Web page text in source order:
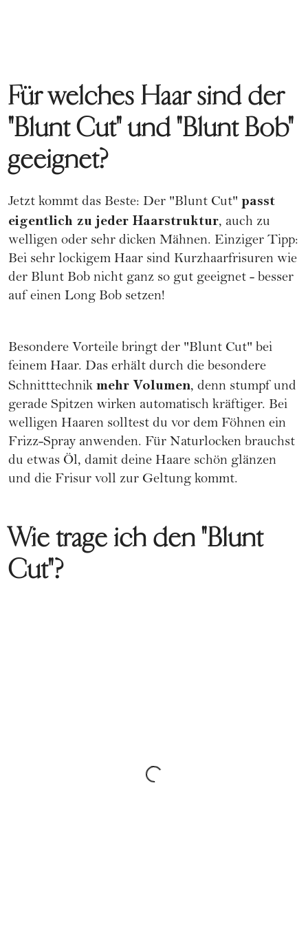
Für welches Haar sind der
"Blunt Cut" und "Blunt Bob"
geeignet?
Jetzt kommt das Beste: Der "Blunt Cut" passt
eigentlich zu jeder Haarstruktur, auch zu
welligen oder sehr dicken Mähnen. Einziger Tipp:
Bei sehr lockigem Haar sind Kurzhaarfrisuren wie
der Blunt Bob nicht ganz so gut geeignet - besser
auf einen Long Bob setzen!
Besondere Vorteile bringt der "Blunt Cut" bei
feinem Haar. Das erhält durch die besondere
Schnitttechnik mehr Volumen, denn stumpf und
gerade Spitzen wirken automatisch kräftiger. Bei
welligen Haaren solltest du vor dem Föhnen ein
Frizz-Spray anwenden. Für Naturlocken brauchst
du etwas Öl, damit deine Haare schön glänzen
und die Frisur voll zur Geltung kommt.
Wie trage ich den "Blunt
Cut"?